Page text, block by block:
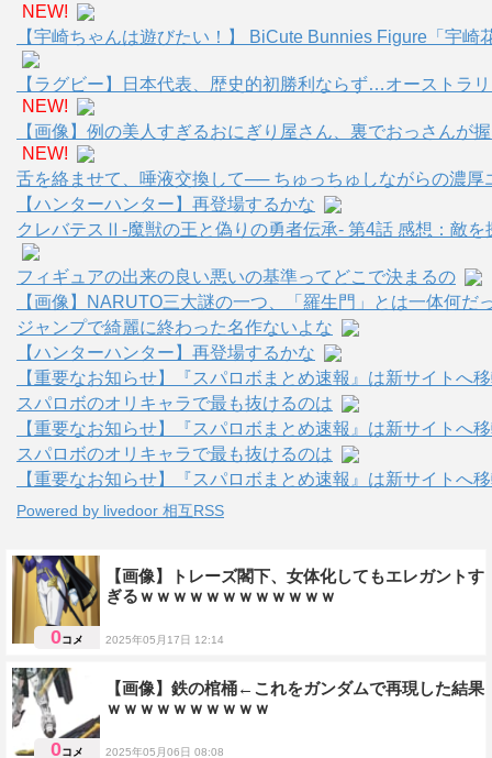
NEW!
【宇崎ちゃんは遊びたい！】 BiCute Bunnies Figure「宇
【ラグビー】日本代表、歴史的初勝利ならず…オーストラ
NEW!
【画像】例の美人すぎるおにぎり屋さん、裏でおっさんが
NEW!
舌を絡ませて、唾液交換して── ちゅっちゅしながらの濃厚
【ハンターハンター】再登場するかな
クレバテスⅡ-魔獣の王と偽りの勇者伝承- 第4話 感想：敵
フィギュアの出来の良い悪いの基準ってどこで決まるの
【画像】NARUTO三大謎の一つ、「羅生門」とは一体何だ
ジャンプで綺麗に終わった名作ないよな
【ハンターハンター】再登場するかな
【重要なお知らせ】『スパロボまとめ速報』は新サイトへ
スパロボのオリキャラで最も抜けるのは
【重要なお知らせ】『スパロボまとめ速報』は新サイトへ
スパロボのオリキャラで最も抜けるのは
【重要なお知らせ】『スパロボまとめ速報』は新サイトへ
Powered by livedoor 相互RSS
0コメ
【画像】トレーズ閣下、女体化してもエレガントす
ぎるｗｗｗｗｗｗｗｗｗｗｗｗ
2025年05月17日 12:14
0コメ
【画像】鉄の棺桶←これをガンダムで再現した結果
ｗｗｗｗｗｗｗｗｗｗ
2025年05月06日 08:08